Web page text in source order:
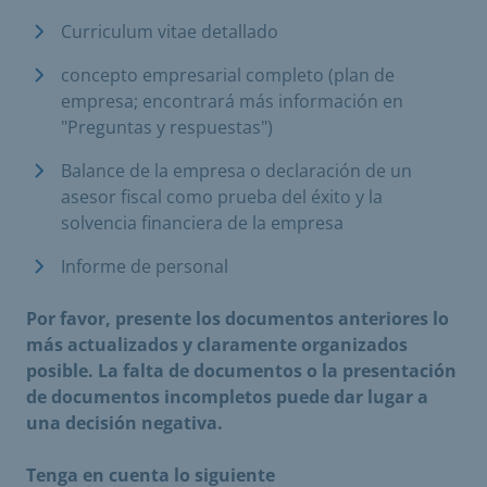
Curriculum vitae detallado
concepto empresarial completo (plan de
empresa; encontrará más información en
"Preguntas y respuestas")
Balance de la empresa o declaración de un
asesor fiscal como prueba del éxito y la
solvencia financiera de la empresa
Informe de personal
Por favor, presente los documentos anteriores lo
más actualizados y claramente organizados
posible. La falta de documentos o la presentación
de documentos incompletos puede dar lugar a
una decisión negativa.
Tenga en cuenta lo siguiente